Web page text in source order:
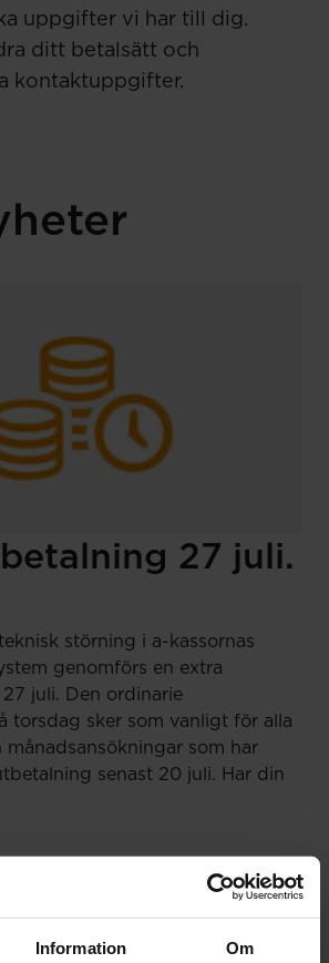
Information Om
uppgifter vi har till dig.
ditt betalsätt och
kontaktuppgifter.
27 juli.
störning i a-kassornas
genomförs en extra
juli. Den ordinarie
torsdag sker som vanligt för alla
som har
senast 20 juli. Har din